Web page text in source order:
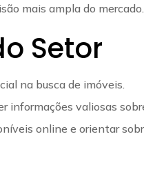
mais ampla do mercado.
Setor
na busca de imóveis.
informações valiosas
online e orientar